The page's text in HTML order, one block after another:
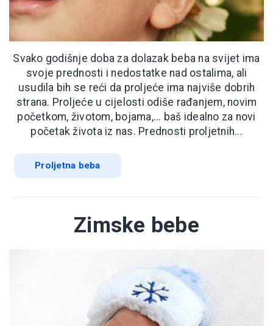
Svako godišnje doba za dolazak beba na svijet ima
svoje prednosti i nedostatke nad ostalima, ali
usudila bih se reći da proljeće ima najviše dobrih
strana. Proljeće u cijelosti odiše rađanjem, novim
početkom, životom, bojama,... baš idealno za novi
početak života iz nas. Prednosti proljetnih...
Proljetna beba
Zimske bebe